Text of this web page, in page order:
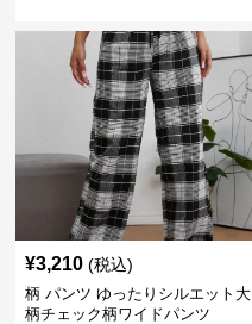
¥3,210 (税込)
柄 パンツ ゆったりシルエット大
柄チェック柄ワイドパンツ